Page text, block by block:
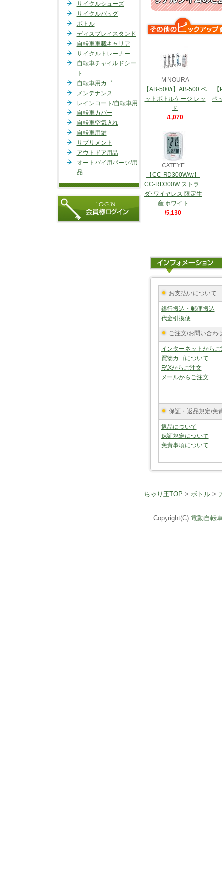
サイクルシューズ
サイクルバッグ
ボトル
ディスプレイスタンド
自転車車載キャリア
サイクルトレーナー
自転車チャイルドシー
ト
自転車用カゴ
メンテナンス
レインコート/自転車用
自転車カバー
自転車空気入れ
自転車用鍵
サプリメント
アウトドア用品
オートバイ用パーツ/用
品
MINOURA
【AB-500/r】AB-500 ペ
ットボトルケージ レッ
ド
\1,070
ペ
CATEYE
【CC-RD300W/w】
CC-RD300W ストラｰ
ダ･ワイヤレス 限定生
産 ホワイト
\5,130
お支払いについて
銀行振込・郵便振込
代金引換便
ご注文/お問い合わ
インターネットからご
買物カゴについて
FAXからご注文
メールからご注文
保証・返品規定/免
返品について
保証規定について
免責事項について
ちゃり王TOP > ボトル >
Copyright(C) 電動自転